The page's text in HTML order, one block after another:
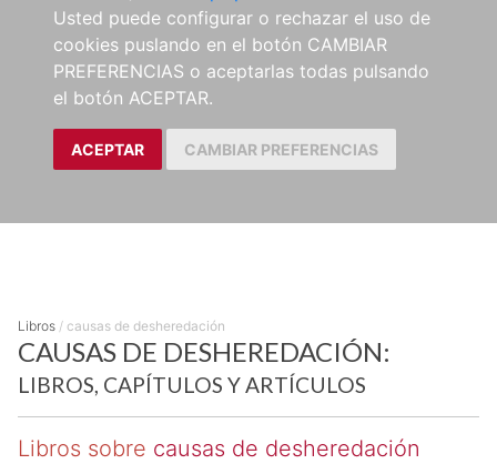
Usted puede configurar o rechazar el uso de
cookies puslando en el botón CAMBIAR
PREFERENCIAS o aceptarlas todas pulsando
el botón ACEPTAR.
ACEPTAR CAMBIAR PREFERENCIAS
Libros / causas de desheredación
CAUSAS DE DESHEREDACIÓN:
LIBROS, CAPÍTULOS Y ARTÍCULOS
Libros sobre causas de desheredación